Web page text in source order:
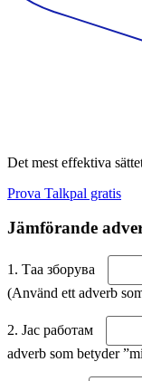
Det mest effektiva
Prova Talkpal gratis
Jämförande
1. Таа зборува
(Använd ett adverb
2. Јас работам
adverb som betyder